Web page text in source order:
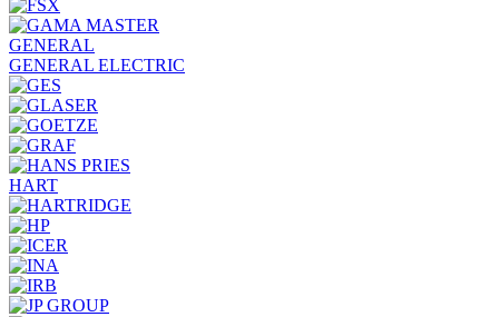
GENERAL
GENERAL ELECTRIC
HART